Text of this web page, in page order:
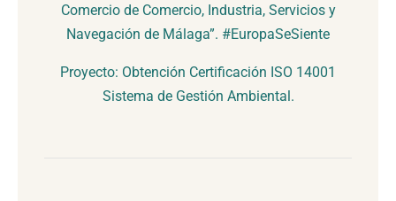
Comercio de Comercio, Industria, Servicios y
Navegación de Málaga”. #EuropaSeSiente
Proyecto: Obtención Certificación ISO 14001
Sistema de Gestión Ambiental.